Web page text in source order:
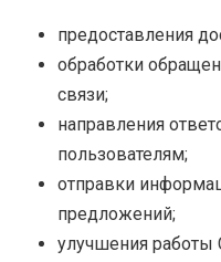
предоставления
обработки
связи;
направления
пользователям;
отправки
предложений;
улучшения работы